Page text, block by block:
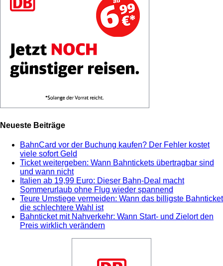
Neueste Beiträge
BahnCard vor der Buchung kaufen? Der Fehler kostet
viele sofort Geld
Ticket weitergeben: Wann Bahntickets übertragbar sind
und wann nicht
Italien ab 19,99 Euro: Dieser Bahn-Deal macht
Sommerurlaub ohne Flug wieder spannend
Teure Umstiege vermeiden: Wann das billigste Bahnticket
die schlechtere Wahl ist
Bahnticket mit Nahverkehr: Wann Start- und Zielort den
Preis wirklich verändern